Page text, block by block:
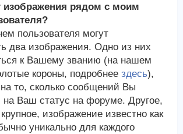
изображения рядом с моим
пользователя могут
два изображения. Одно из них
к Вашему званию (на нашем
короны, подробнее здесь),
то, сколько сообщений Вы
на Ваш статус на форуме. Другое,
изображение известно как
уникально для каждого